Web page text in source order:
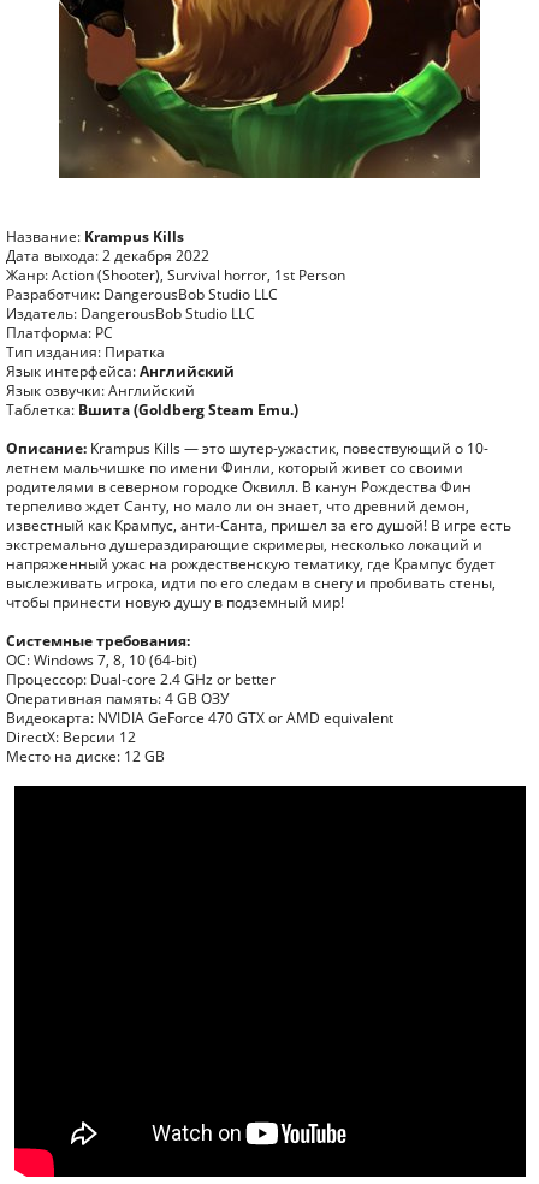
Название: Krampus Kills
Дата выхода: 2 декабря 2022
Жанр: Action (Shooter), Survival horror, 1st Person
Разработчик: DangerousBob Studio LLC
Издатель: DangerousBob Studio LLC
Платформа: PC
Тип издания: Пиратка
Язык интерфейса:Английский
Язык озвучки: Английский
Таблетка: Вшита (Goldberg Steam Emu.)
Описание: Krampus Kills — это шутер-ужастик, повествующий о 10-
летнем мальчишке по имени Финли, который живет со своими
родителями в северном городке Оквилл. В канун Рождества Фин
терпеливо ждет Санту, но мало ли он знает, что древний демон,
известный как Крампус, анти-Санта, пришел за его душой! В игре есть
экстремально душераздирающие скримеры, несколько локаций и
напряженный ужас на рождественскую тематику, где Крампус будет
выслеживать игрока, идти по его следам в снегу и пробивать стены,
чтобы принести новую душу в подземный мир!
Системные требования:
ОС: Windows 7, 8, 10 (64-bit)
Процессор: Dual-core 2.4 GHz or better
Оперативная память: 4 GB ОЗУ
Видеокарта: NVIDIA GeForce 470 GTX or AMD equivalent
DirectX: Версии 12
Место на диске: 12 GB